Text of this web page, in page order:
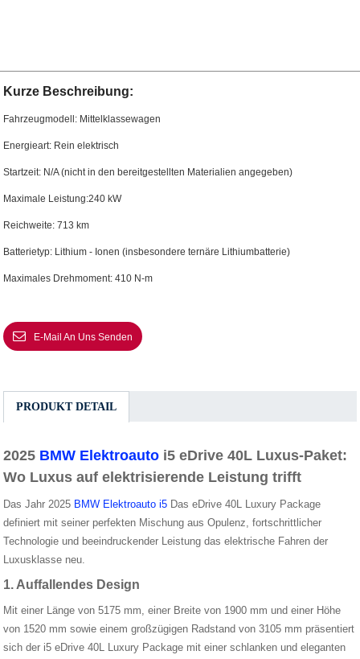
Kurze Beschreibung:
Fahrzeugmodell: Mittelklassewagen
Energieart: Rein elektrisch
Startzeit: N/A (nicht in den bereitgestellten Materialien angegeben)
Maximale Leistung:240 kW
Reichweite: 713 km
Batterietyp: Lithium - Ionen (insbesondere ternäre Lithiumbatterie)
Maximales Drehmoment: 410 N-m
E-Mail An Uns Senden
PRODUKT DETAIL
2025 BMW Elektroauto i5 eDrive 40L Luxus-Paket:
Wo Luxus auf elektrisierende Leistung trifft
Das Jahr 2025 BMW Elektroauto i5 Das eDrive 40L Luxury Package
definiert mit seiner perfekten Mischung aus Opulenz, fortschrittlicher
Technologie und beeindruckender Leistung das elektrische Fahren der
Luxusklasse neu.
1. Auffallendes Design
Mit einer Länge von 5175 mm, einer Breite von 1900 mm und einer Höhe
von 1520 mm sowie einem großzügigen Radstand von 3105 mm präsentiert
sich der i5 eDrive 40L Luxury Package mit einer schlanken und eleganten